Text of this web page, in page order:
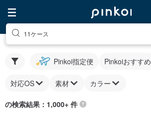
11ケース
Pinkoi指定便 Pinkoiおすすめ
対応OS 素材 カラー
の検索結果：1,000+ 件